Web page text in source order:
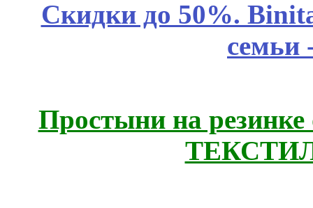
Скидки до 50%.
семьи
Простыни на